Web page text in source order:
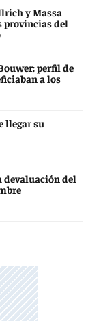
y Massa
provincias del
perfil de
a los
llegar su
devaluación del